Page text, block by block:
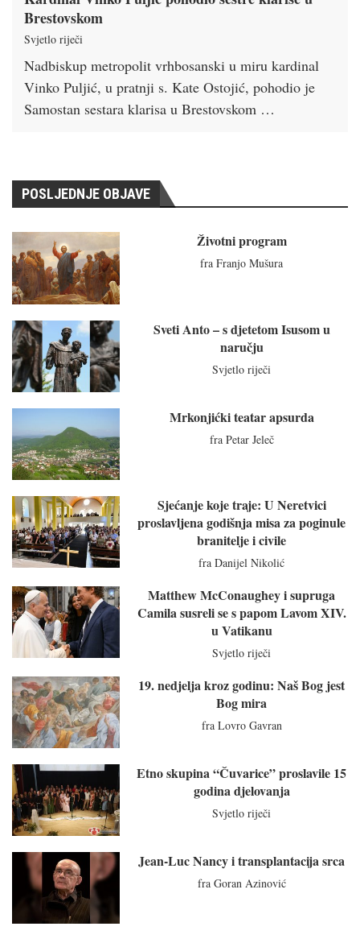
Brestovskom
Svjetlo riječi
Nadbiskup metropolit vrhbosanski u miru kardinal
Vinko Puljić, u pratnji s. Kate Ostojić, pohodio je
Samostan sestara klarisa u Brestovskom …
POSLJEDNJE OBJAVE
Životni program
fra Franjo Mušura
Sveti Anto – s djetetom Isusom u
naručju
Svjetlo riječi
Mrkonjićki teatar apsurda
fra Petar Jeleč
Sjećanje koje traje: U Neretvici
proslavljena godišnja misa za poginule
branitelje i civile
fra Danijel Nikolić
Matthew McConaughey i supruga
Camila susreli se s papom Lavom XIV.
u Vatikanu
Svjetlo riječi
19. nedjelja kroz godinu: Naš Bog jest
Bog mira
fra Lovro Gavran
Etno skupina “Čuvarice” proslavile 15
godina djelovanja
Svjetlo riječi
Jean-Luc Nancy i transplantacija srca
fra Goran Azinović